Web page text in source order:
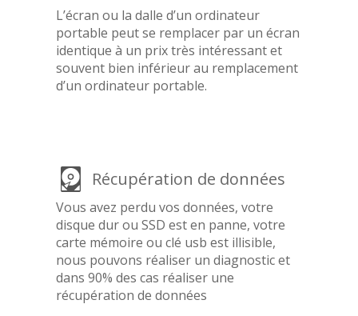
L’écran ou la dalle d’un ordinateur
portable peut se remplacer par un écran
identique à un prix très intéressant et
souvent bien inférieur au remplacement
d’un ordinateur portable.
Récupération de données
Vous avez perdu vos données, votre
disque dur ou SSD est en panne, votre
carte mémoire ou clé usb est illisible,
nous pouvons réaliser un diagnostic et
dans 90% des cas réaliser une
récupération de données